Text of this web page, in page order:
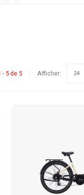
5 de 5 Afficher: 24